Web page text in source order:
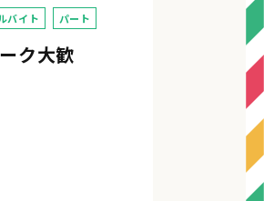
バイト パート
ク大歓